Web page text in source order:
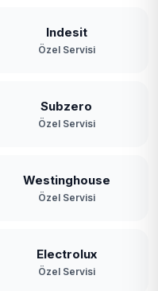
Indesit
Özel Servisi
Subzero
Özel Servisi
Westinghouse
Özel Servisi
Electrolux
Özel Servisi